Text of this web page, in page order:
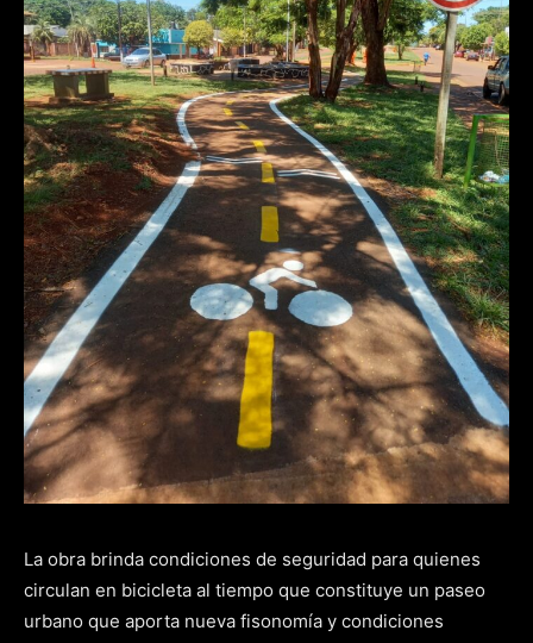
La obra brinda condiciones de seguridad para quienes
circulan en bicicleta al tiempo que constituye un paseo
urbano que aporta nueva fisonomía y condiciones